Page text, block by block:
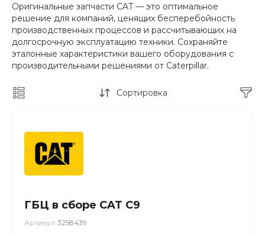
Оригинальные запчасти CAT — это оптимальное
решение для компаний, ценящих бесперебойность
производственных процессов и рассчитывающих на
долгосрочную эксплуатацию техники. Сохраняйте
эталонные характеристики вашего оборудования с
производительными решениями от Caterpillar.
Сортировка
ГБЦ в сборе CAT C9
Артикул 3258439